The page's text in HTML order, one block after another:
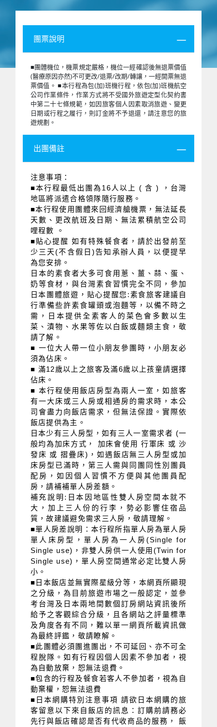
團票說明
■團體機位，機票規定嚴格，機位一經確認後無退票價值
(醫療原因亦然)不可更改/退票/改期/轉讓，一經開票無退
票價值。 ■本行程為包(加)班機行程，依包(加)班機航空
公司作業條件，作業方式將不受國外旅遊定型化契約書
中第二十七條規範，如因旅客個人因素取消旅遊、變更
日期或行程之履行，則訂金將不予退還，請注意您的旅
遊規劃。
出團備註
注意事項：
■本行程最低出團為16人以上 ( 含 ) ，台灣
地區將派遣合格領隊隨行服務。
■本行程使用團體來回經濟艙機票，無法延長
天數、更改航班及日期、無法累積航空公司
哩程數 。
■貼心提醒 如有特殊餐食者，請於出發前至
少三天(不含假日)告知承辦人員，以便提早
為您安排。
日本的素食者大多可食用蔥、薑、蒜、蛋、
奶等食材，與台灣素食習慣完全不同，參加
日本團體旅遊，貼心提醒您:素食旅客建議自
行準備些許素食罐頭或泡麵等，以備不時之
需，日本提供全素客人的菜色會多數以生
菜、漬物、水果等佐以白飯或麵類主食，敬
請了解。
■ 一位大人帶一位小朋友參團時，小朋友必
須為佔床。
■ 滿12歲以上之旅客及滿6歲以上孩童請選擇
佔床。
■ 本行程使用飯店房型為兩人一室，如旅客
有一大床或三人房或相通房的需求時，本公
司會盡力向飯店需求，但無法保證。實際依
飯店提供為主。
日本少有三人房型，如有三人一室需求者 (一
般均為加床方式， 加床會使用 行軍床 或 沙
發床 或 摺疊床)，如遇飯店無三人房型或加
床房型已滿時，第三人需與同團同性別團員
配房，如因個人習慣不方便與其他團員配
房，請補補單人房差額。
補充說明:日本因地區性雙人房空間本就不
大，加上三人份的行李，勢必影響住宿品
質，故建議避免需求三人房，敬請理解。
■單人房差說明：本行程所指單人房為單人房
單人床房型，單人房為一人房(Single for
Single use)，非雙人房供一人使用(Twin for
Single use)，單人房空間通常必定比雙人房
小。
■日本飯店並無實際星級分等，本網頁所顯現
之分級，為目前旅遊市場之一般認定，並參
考台灣及日本兩地間數個訂房網站資訊後所
給予之客觀綜合分級，且各網站之評量標準
及角度各有不同，難以單一網頁所載資訊做
為最終評鑑，敬請瞭解。
■此團體必須團進團出，不可延回、亦不可全
程脫隊。如有行程因個人因素不參加者，視
為自動放棄，恕無法退費。
■包含的行程及餐食若客人不參加者，視為自
動棄權，恕無法退費
■日本網購特別注意事項 請欲日本網購的旅
客留意以下來自飯店的訊息：訂購前請務必
先行與飯店確認是否有代收商品的服務， 飯